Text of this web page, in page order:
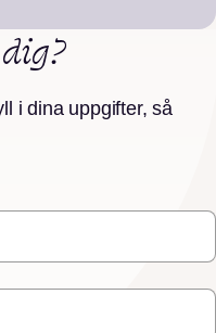
i dina uppgifter, så